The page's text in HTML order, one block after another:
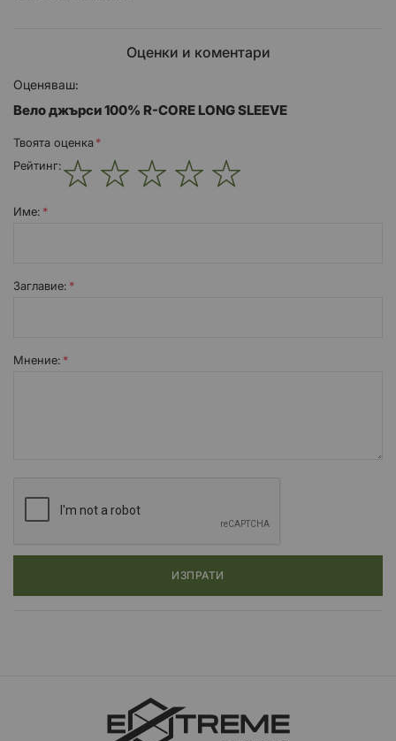
Оценки и коментари
Оценяваш:
Вело джърси 100% R-CORE LONG SLEEVE
Твоята оценка
Рейтинг:
Име:
Заглавиe:
Мнение:
ИЗПРАТИ